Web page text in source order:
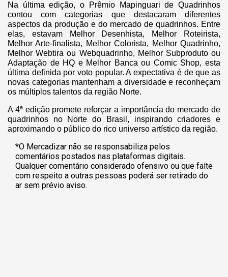
Na última edição, o Prêmio Mapinguari de Quadrinhos
contou com categorias que destacaram diferentes
aspectos da produção e do mercado de quadrinhos. Entre
elas, estavam Melhor Desenhista, Melhor Roteirista,
Melhor Arte-finalista, Melhor Colorista, Melhor Quadrinho,
Melhor Webtira ou Webquadrinho, Melhor Subproduto ou
Adaptação de HQ e Melhor Banca ou Comic Shop, esta
última definida por voto popular. A expectativa é de que as
novas categorias mantenham a diversidade e reconheçam
os múltiplos talentos da região Norte.
A 4ª edição promete reforçar a importância do mercado de
quadrinhos no Norte do Brasil, inspirando criadores e
aproximando o público do rico universo artístico da região.
*O Mercadizar não se responsabiliza pelos
comentários postados nas plataformas digitais.
Qualquer comentário considerado ofensivo ou que falte
com respeito a outras pessoas poderá ser retirado do
ar sem prévio aviso.